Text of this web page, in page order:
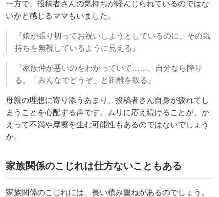
一方で、投稿者さんの気持ちが軽んじられているのではな
いかと感じるママもいました。
『娘が張り切ってお祝いしようとしているのに、その気
持ちを無視しているように見える』
『家族仲が悪いのをわかっていて……。自分なら降り
る。「みんなでどうぞ」と距離を取る』
母親の理想に寄り添うあまり、投稿者さん自身が疲れてし
まうことを心配する声です。ムリに応え続けることが、か
えって不満や摩擦を生む可能性もあるのではないでしょう
か。
家族関係のこじれは仕方ないこともある
家族関係のこじれには、長い積み重ねがあるのでしょう。